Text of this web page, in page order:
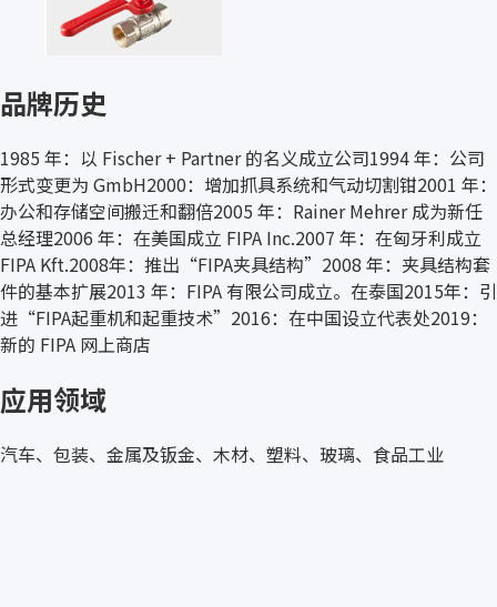
品牌历史
1985 年：以 Fischer + Partner 的名义成立公司1994 年：公司
形式变更为 GmbH2000：增加抓具系统和气动切割钳2001 年：
办公和存储空间搬迁和翻倍2005 年：Rainer Mehrer 成为新任
总经理2006 年：在美国成立 FIPA Inc.2007 年：在匈牙利成立
FIPA Kft.2008年：推出“FIPA夹具结构”2008 年：夹具结构套
件的基本扩展2013 年：FIPA 有限公司成立。在泰国2015年：引
进“FIPA起重机和起重技术”2016：在中国设立代表处2019：
新的 FIPA 网上商店
应用领域
汽车、包装、金属及钣金、木材、塑料、玻璃、食品工业